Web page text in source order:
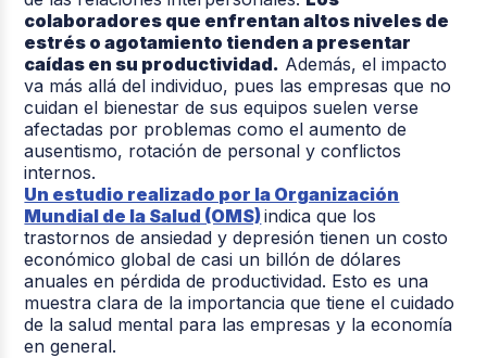
colaboradores que enfrentan altos niveles de
estrés o agotamiento tienden a presentar
caídas en su productividad. Además, el impacto
va más allá del individuo, pues las empresas que no
cuidan el bienestar de sus equipos suelen verse
afectadas por problemas como el aumento de
ausentismo, rotación de personal y conflictos
internos.
Un estudio realizado por la Organización
Mundial de la Salud (OMS)indica que los
trastornos de ansiedad y depresión tienen un costo
económico global de casi un billón de dólares
anuales en pérdida de productividad. Esto es una
muestra clara de la importancia que tiene el cuidado
de la salud mental para las empresas y la economía
en general.